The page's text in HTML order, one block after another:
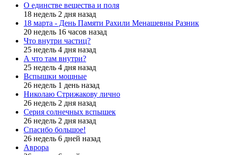
О единстве вещества и поля
18 недель 2 дня назад
18 марта - День Памяти Рахили Менашевны Разник
20 недель 16 часов назад
Что внутри частиц?
25 недель 4 дня назад
А что там внутри?
25 недель 4 дня назад
Вспышки мощные
26 недель 1 день назад
Николаю Стрижакову лично
26 недель 2 дня назад
Серия солнечных вспышек
26 недель 2 дня назад
Спасибо большое!
26 недель 6 дней назад
Аврора